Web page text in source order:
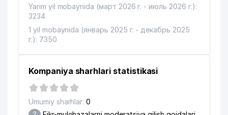
Yarim yil mobaynida (март 2026 г. - июль 2026 г.):
3234
1 yil mobaynida (январь 2025 г. - декабрь 2025
г.): 7350
Kompaniya sharhlari statistikasi
Umumiy sharhlar: 0